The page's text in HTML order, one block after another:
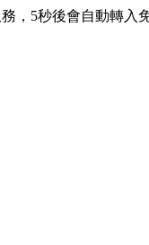
，5秒後會自動轉入